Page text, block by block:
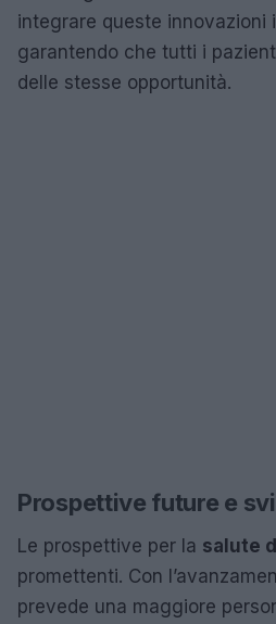
integrare queste innovazioni
garantendo che tutti i
delle stesse opportunità.
Prospettive future e
Le prospettive per la salute
promettenti. Con
prevede una maggiore